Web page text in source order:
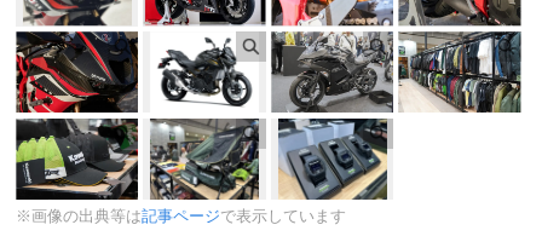
※画像の出典等は記事ページで表示しています